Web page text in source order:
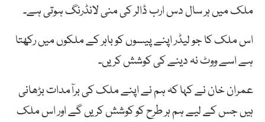
ملک میں ہر سال دس ارب ڈالر کی منی لانڈرنگ ہوتی ہے۔
اس ملک کا جو لیڈر اپنے پیسوں کو باہر کے ملکوں میں رکھتا
ہے اسے ووٹ نہ دینے کی کوشش کریں۔
عمران خان نے کہا کہ ہم نے اپنے ملک کی برآمدات بڑھانی
ہیں جس کے لیے ہم ہر طرح کو کوشش کریں گے اور اس ملک